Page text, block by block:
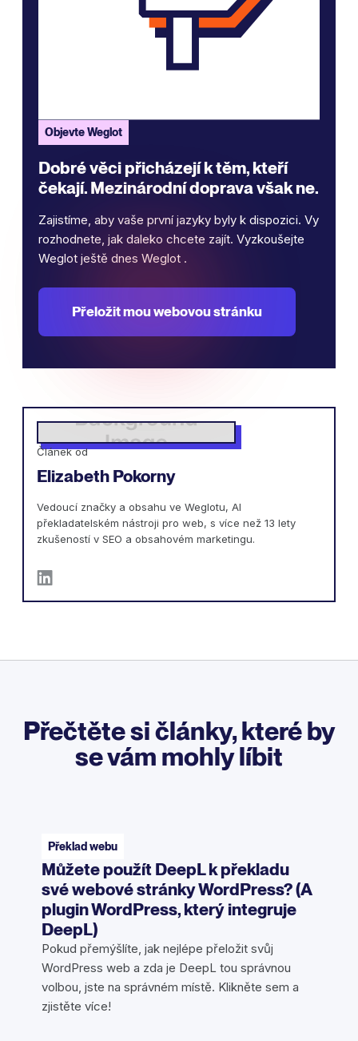
Objevte Weglot
Dobré věci přicházejí k těm, kteří
čekají. Mezinárodní doprava však ne.
Zajistíme, aby vaše první jazyky byly k dispozici. Vy
rozhodnete, jak daleko chcete zajít. Vyzkoušejte
Weglot ještě dnes Weglot .
Přeložit mou webovou stránku
Článek od
Elizabeth Pokorny
Vedoucí značky a obsahu ve Weglotu, AI
překladatelském nástroji pro web, s více než 13 lety
zkušeností v SEO a obsahovém marketingu.
Přečtěte si články, které by
se vám mohly líbit
Překlad webu
Můžete použít DeepL k překladu
své webové stránky WordPress? (A
plugin WordPress, který integruje
DeepL)
Pokud přemýšlíte, jak nejlépe přeložit svůj
WordPress web a zda je DeepL tou správnou
volbou, jste na správném místě. Klikněte sem a
zjistěte více!